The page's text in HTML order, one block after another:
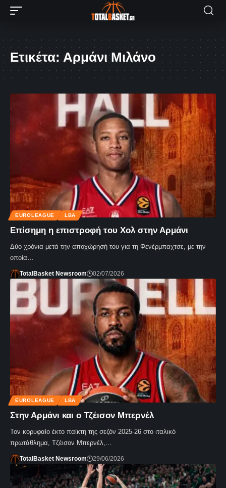
Ετικέτα: Αρμάνι Μιλάνο
EUROLEAGUE LBA
Επίσημη η επιστροφή του Χολ στην Αρμάνι
Δύο χρόνια μετά την αποχώρησή του για τη Φενέρμπαχτσε, με την
οποία…
TotalBasket Newsroom 02/07/2026
EUROLEAGUE LBA
Στην Αρμάνι και ο Τζέισον Μπερνέλ
Τον κορυφαίο έκτο παίκτη της σεζόν 2025-26 στο ιταλικό
πρωτάθλημα, Τζέισον Μπερνέλ,…
TotalBasket Newsroom 29/06/2026